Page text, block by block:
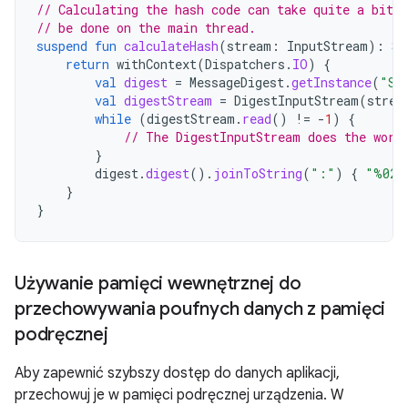
// Calculating the hash code can take quite a
// be done on the main thread.
suspend fun calculateHash(stream : InputStream):
return withContext(Dispatchers . IO)
{
val digest = MessageDigest.getInstance(
val digestStream = DigestInputStream(
while (digestStream . read() != -1 )
{
// The DigestInputStream does the
}
digest.digest(). joinToString( ":" ) {
}
}
Używanie pamięci wewnętrznej do
przechowywania poufnych danych z pamięci
podręcznej
Aby zapewnić szybszy dostęp do danych aplikacji,
przechowuj je w pamięci podręcznej urządzenia. W